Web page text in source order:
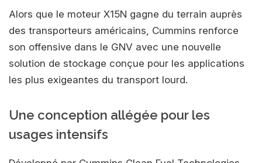
Alors que le moteur X15N gagne du terrain auprès
des transporteurs américains, Cummins renforce
son offensive dans le GNV avec une nouvelle
solution de stockage conçue pour les applications
les plus exigeantes du transport lourd.
Une conception allégée pour les
usages intensifs